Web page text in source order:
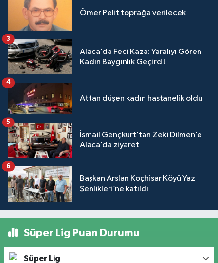
Ömer Pelit toprağa verilecek
Alaca’da Feci Kaza: Yaralıyı Gören
Kadın Baygınlık Geçirdi!
3
Attan düşen kadın hastanelik oldu
4
İsmail Gençkurt’tan Zeki Dilmen’e
Alaca’da ziyaret
5
Başkan Arslan Koçhisar Köyü Yaz
Şenlikleri’ne katıldı
6
Süper Lig Puan Durumu
Süper Lig